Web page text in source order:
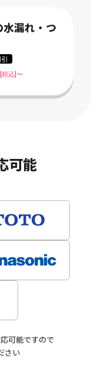
漏れ・つ
税込]〜
可能
可能ですので
さい